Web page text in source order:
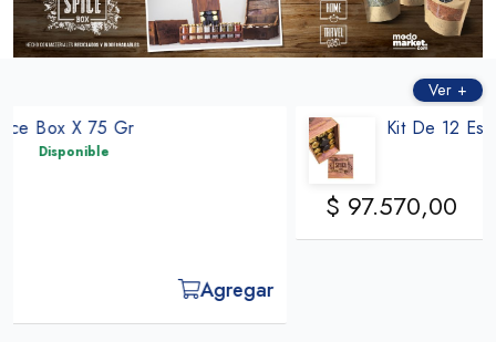
Ver +
Kit De 12 Especias Spice Box Grill
Agregar